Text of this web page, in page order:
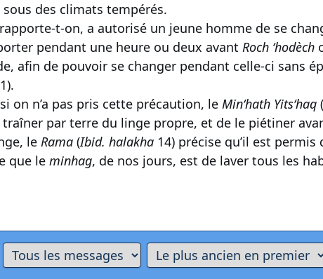
des climats tempérés.
t-on, a autorisé un jeune homme de se
pendant une heure ou deux avant Roch ‘hodèch
afin de pouvoir se changer pendant celle-ci sans
on n’a pas pris cette précaution, le Min‘hath Yits‘haq(
traîner par terre du linge propre, et de le piétiner
le Rama(Ibid. halakha14) précise qu’il est permis
que le minhag, de nos jours, est de laver tous les